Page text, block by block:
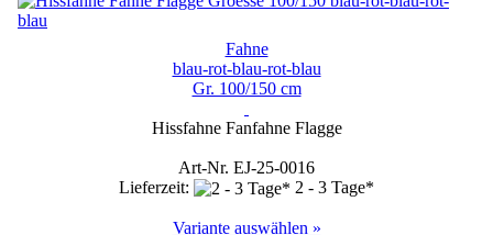
Fahne
blau-rot-blau-rot-blau
Gr. 100/150 cm
Hissfahne Fanfahne Flagge
Art-Nr. EJ-25-0016
Lieferzeit:
2 - 3 Tage*
Variante auswählen »